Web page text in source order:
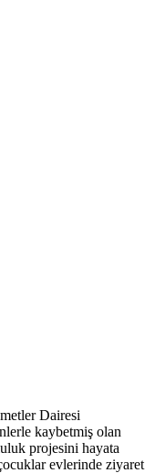
Dairesi
kaybetmiş olan
projesini hayata
evlerinde ziyaret